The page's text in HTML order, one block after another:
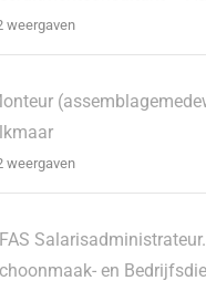
weergaven
weergaven
en